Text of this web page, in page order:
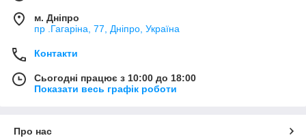
м. Дніпро
пр .Гагаріна, 77, Дніпро, Україна
Контакти
Сьогодні працює з 10:00 до 18:00
Показати весь графік роботи
Про нас